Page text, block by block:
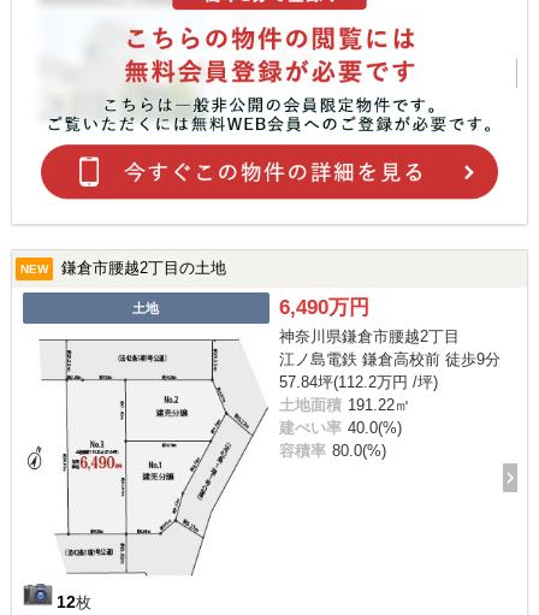
NEW 鎌倉市腰越2丁目の土地
土地
12枚
6,490万円
神奈川県鎌倉市腰越2丁目
江ノ島電鉄 鎌倉高校前 徒歩9分
57.84坪(112.2万円 /坪)
土地面積 191.22㎡
建ぺい率 40.0(%)
容積率 80.0(%)